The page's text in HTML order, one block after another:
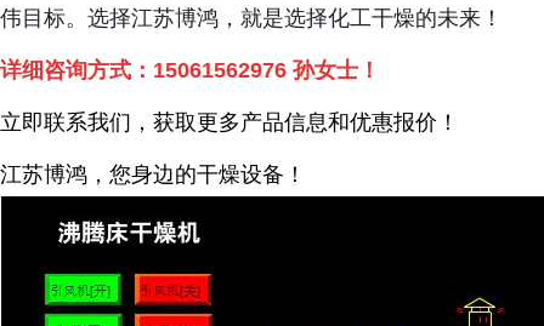
伟目标。选择江苏博鸿，就是选择化工干燥的未来！
详细咨询方式： 15061562976 孙女士！
立即联系我们，获取更多产品信息和优惠报价！
江苏博鸿，您身边的干燥设备 ！